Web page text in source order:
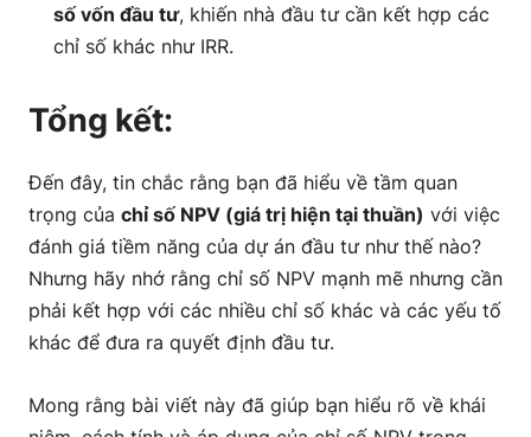
số vốn đầu tư, khiến nhà đầu tư cần kết hợp các
chỉ số khác như IRR.
Tổng kết:
Đến đây, tin chắc rằng bạn đã hiểu về tầm quan
trọng của chỉ số NPV (giá trị hiện tại thuần) với việc
đánh giá tiềm năng của dự án đầu tư như thế nào?
Nhưng hãy nhớ rằng chỉ số NPV mạnh mẽ nhưng cần
phải kết hợp với các nhiều chỉ số khác và các yếu tố
khác để đưa ra quyết định đầu tư.
Mong rằng bài viết này đã giúp bạn hiểu rõ về khái